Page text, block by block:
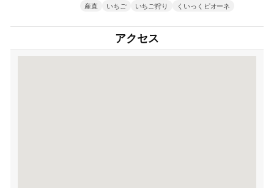
産直
いちご いちご狩り くいっくピオーネ
アクセス